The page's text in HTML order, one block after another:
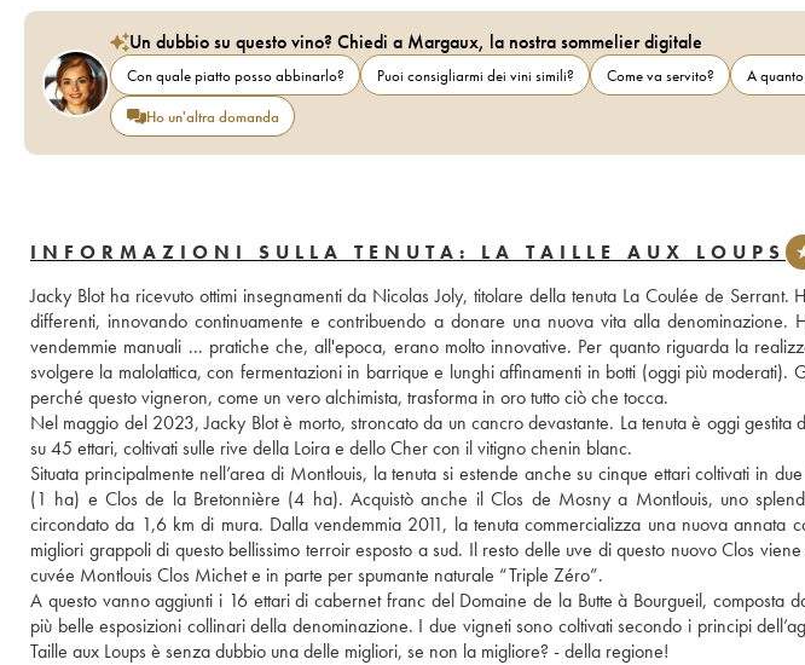
Un dubbio su questo vino? Chiedi a Margaux, la nostra sommelier digitale
Con quale piatto posso abbinarlo? Puoi consigliarmi dei vini simili? Come va servito?
A
Ho un'altra domanda
INFORMAZIONI SULLA TENUTA: LA TAILLE AUX LOUPS
Jacky Blot ha ricevuto ottimi insegnamenti da Nicolas Joly, titolare della tenuta La Coulée de
differenti, innovando continuamente e contribuendo a donare una nuova vita alla
vendemmie manuali ... pratiche che, all'epoca, erano molto innovative. Per quanto riguarda la
svolgere la malolattica, con fermentazioni in barrique e lunghi affinamenti in botti (oggi più moderati).
perché questo vigneron, come un vero alchimista, trasforma in oro tutto ciò che tocca.
Nel maggio del 2023, Jacky Blot è morto, stroncato da un cancro devastante. La tenuta è oggi gestita
su 45 ettari, coltivati sulle rive della Loira e dello Cher con il vitigno chenin blanc.
Situata principalmente nell’area di Montlouis, la tenuta si estende anche su cinque ettari coltivati in
(1 ha) e Clos de la Bretonnière (4 ha). Acquistò anche il Clos de Mosny a Montlouis, uno
circondato da 1,6 km di mura. Dalla vendemmia 2011, la tenuta commercializza una nuova annata
migliori grappoli di questo bellissimo terroir esposto a sud. Il resto delle uve di questo nuovo Clos
cuvée Montlouis Clos Michet e in parte per spumante naturale “Triple Zéro”.
A questo vanno aggiunti i 16 ettari di cabernet franc del Domaine de la Butte à Bourgueil, composta
più belle esposizioni collinari della denominazione. I due vigneti sono coltivati secondo i principi
Taille aux Loups è senza dubbio una delle migliori, se non la migliore? - della regione!